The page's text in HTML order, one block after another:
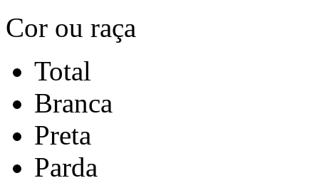
Cor ou raça
Total
Branca
Preta
Parda